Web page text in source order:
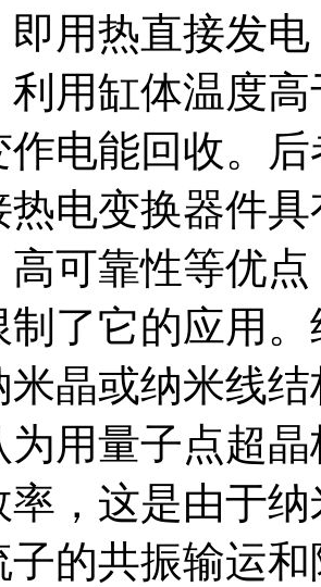
即用热直接发
利用缸体温度
作电能回收。
热电变换器件
高可靠性等优
制了它的应用
米晶或纳米线
为用量子点超
率，这是由于
子的共振输运